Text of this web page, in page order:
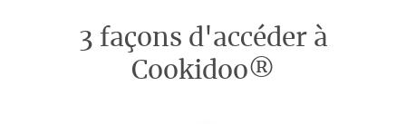
3 façons d'accéder à
Cookidoo®